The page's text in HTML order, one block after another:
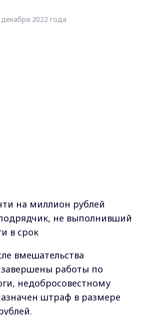
2022 года
провела проверку в
и выполнения
контрактов.
20 июня 2022 года
Коврова заключила с ООО
на проведение
дороги местного
Свердлова (на участке от ул.